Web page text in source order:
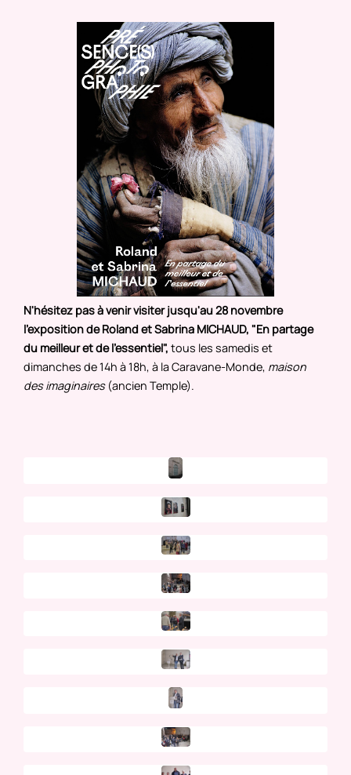
N'hésitez pas à venir visiter jusqu'au 28 novembre
l'exposition de Roland et Sabrina MICHAUD, "En partage
du meilleur et de l'essentiel", tous les samedis et
dimanches de 14h à 18h, à la Caravane-Monde, maison
des imaginaires(ancien Temple).